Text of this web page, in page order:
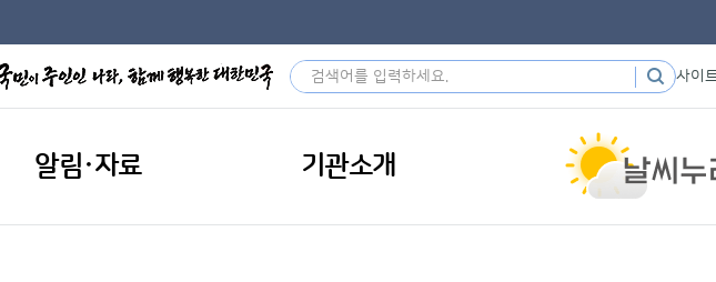
사이
알림·자료 기관소개